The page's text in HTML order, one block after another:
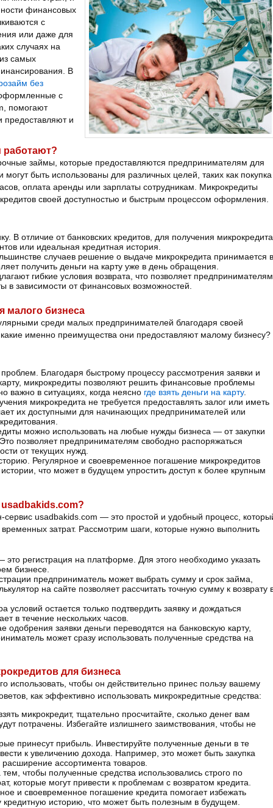
финансовых
с
или даже для
случаях на
самых
В
без
с
помогают
предоставляют и
работают?
займы, которые предоставляются предпринимателям для
быть использованы для различных целей, таких как покупка
оплата аренды или зарплаты сотрудникам. Микрокредиты
своей доступностью и быстрым процессом оформления.
В отличие от банковских кредитов, для получения микрокредита
или идеальная кредитная история.
случаев решение о выдаче микрокредита принимается в
получить деньги на карту уже в день обращения.
гибкие условия возврата, что позволяет предпринимателям
в зависимости от финансовых возможностей.
малого бизнеса
среди малых предпринимателей благодаря своей
именно преимущества они предоставляют малому бизнесу?
Благодаря быстрому процессу рассмотрения заявки и
микрокредиты позволяют решить финансовые проблемы
важно в ситуациях, когда неясно где взять деньги на карту.
микрокредита не требуется предоставлять залог или иметь
их доступными для начинающих предпринимателей или
можно использовать на любые нужды бизнеса — от закупки
позволяет предпринимателям свободно распоряжаться
от текущих нужд.
Регулярное и своевременное погашение микрокредитов
что может в будущем упростить доступ к более крупным
usadbakids.com — это простой и удобный процесс,
затрат. Рассмотрим шаги, которые нужно выполнить
регистрация на платформе. Для этого необходимо указать
бизнесе.
предприниматель может выбрать сумму и срок займа,
на сайте позволяет рассчитать точную сумму к возврату
остается только подтвердить заявку и дождаться
в течение нескольких часов.
одобрения заявки деньги переводятся на банковскую карту,
может сразу использовать полученные средства на
для бизнеса
использовать, чтобы он действительно принес пользу вашему
как эффективно использовать микрокредитные средства:
микрокредит, тщательно просчитайте, сколько денег вам
потрачены. Избегайте излишнего заимствования, чтобы не
принесут прибыль. Инвестируйте полученные деньги в те
к увеличению дохода. Например, это может быть закупка
ассортимента товаров.
чтобы полученные средства использовались строго по
которые могут привести к проблемам с возвратом кредита.
и своевременное погашение кредита помогает избежать
историю, что может быть полезным в будущем.